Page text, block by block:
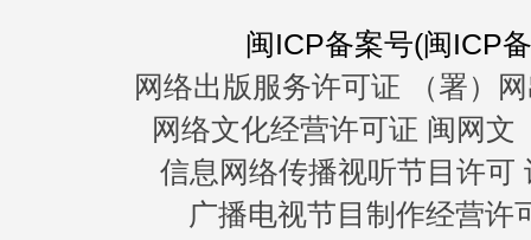
闽ICP备案号(闽ICP
网络出版服务许可证 （署）
网络文化经营许可证 闽网文
信息网络传播视听节目许可
广播电视节目制作经营许